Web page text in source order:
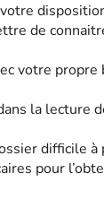
de
votre propre
la lecture
difficile à
pour